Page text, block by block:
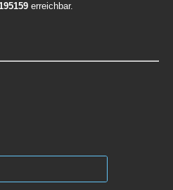
erreichbar.